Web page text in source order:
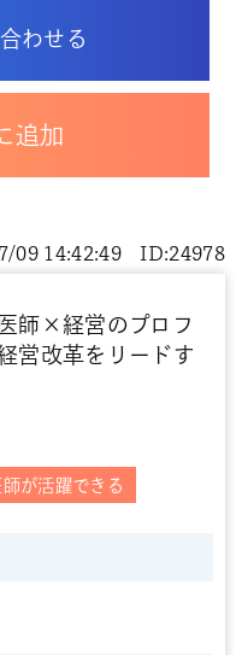
わせる
追加
師×経営のプロフ
営改革をリードす
09 14:42:49 ID:24978
が活躍できる